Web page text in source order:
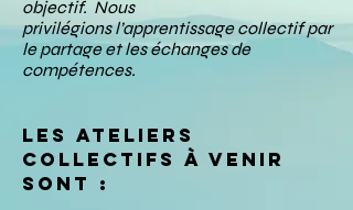
objectif. Nous
privilégions l’apprentissage collectif par
le partage et les échanges de
compétences.
Les ateliers
collectifs à venir
sont :